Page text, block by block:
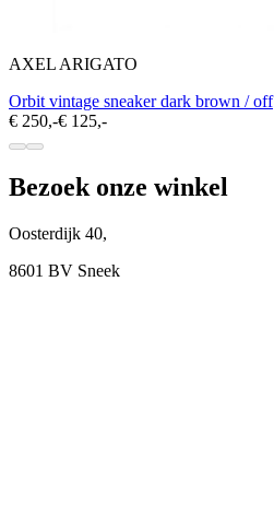
AXEL ARIGATO
Orbit vintage sneaker dark brown / off
€ 250,-€ 125,-
Bezoek onze winkel
Oosterdijk 40,
8601 BV Sneek